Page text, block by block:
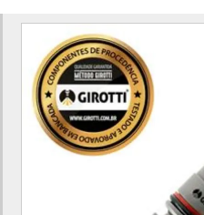
Trator de esteira d6t
Unidade injetora c7
Valor motoniveladora 140k
Motor c7.1 para pá carregadeira
Motor c7.1 para pá carregadeira 924K